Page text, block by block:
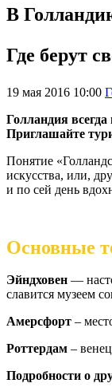
В
Где берут
19 мая 2016 10:00
Голландия
Приглашайте
Понятие
искусства, или,
и по сей день
Основные
Эйндховен —
славится музеем
Амерсфорт –
Роттердам –
Подробности о